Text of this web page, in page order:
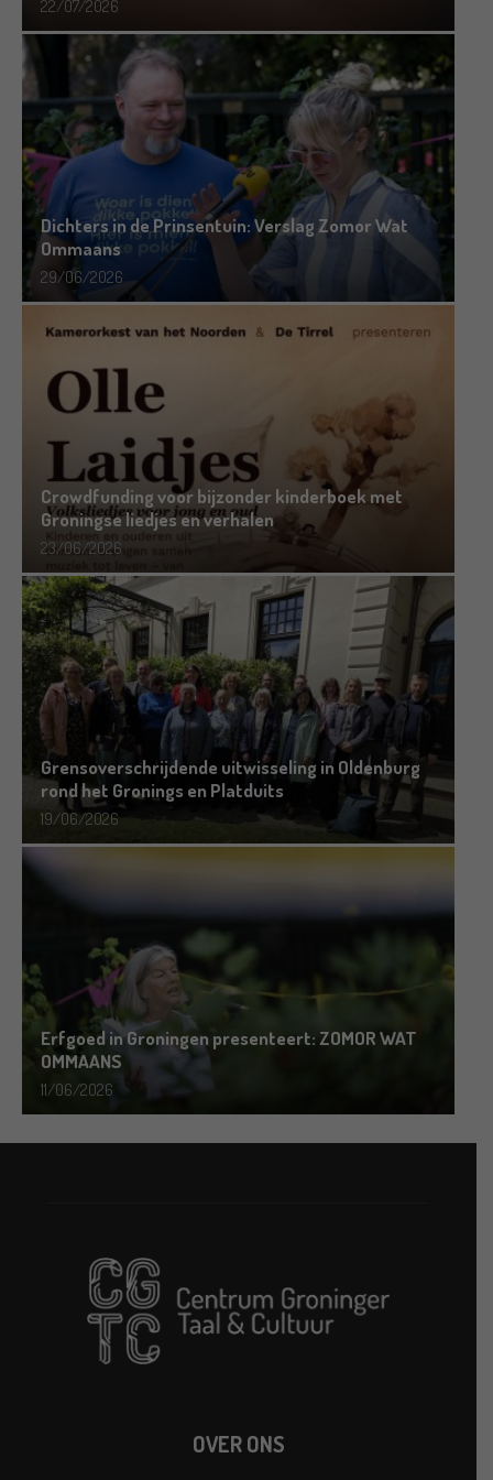
22/07/2026
Dichters in de Prinsentuin: Verslag Zomor Wat
Ommaans
29/06/2026
Crowdfunding voor bijzonder kinderboek met
Groningse liedjes en verhalen
23/06/2026
Grensoverschrijdende uitwisseling in Oldenburg
rond het Gronings en Platduits
19/06/2026
Erfgoed in Groningen presenteert: ZOMOR WAT
OMMAANS
11/06/2026
OVER ONS